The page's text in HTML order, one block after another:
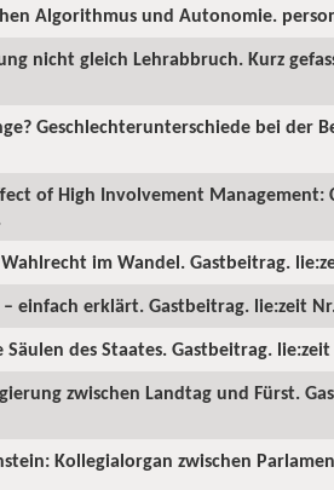
Algorithmus und Autonomie.
nicht gleich Lehrabbruch. Kurz
Geschlechterunterschiede bei der
of High Involvement Management:
im Wandel. Gastbeitrag.
einfach erklärt. Gastbeitrag. lie:zeit
des Staates. Gastbeitrag. lie:zeit
zwischen Landtag und Fürst.
Kollegialorgan zwischen